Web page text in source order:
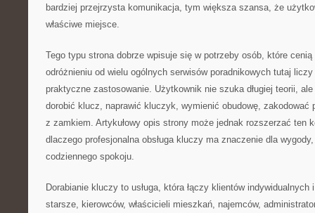
bardziej przejrzysta komunikacja, tym większa szansa, że
właściwe miejsce.
Tego typu strona dobrze wpisuje się w potrzeby osób, które cenią
odróżnieniu od wielu ogólnych serwisów poradnikowych tutaj
praktyczne zastosowanie. Użytkownik nie szuka długiej teorii,
dorobić klucz, naprawić kluczyk, wymienić obudowę, zakodować
z zamkiem. Artykułowy opis strony może jednak rozszerzać ten
dlaczego profesjonalna obsługa kluczy ma znaczenie dla
codziennego spokoju.
Dorabianie kluczy to usługa, która łączy klientów indywidualnych
starsze, kierowców, właścicieli mieszkań, najemców,